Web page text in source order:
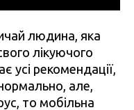
людина, яка
лікуючого
усі рекомендації,
але,
то мобільна